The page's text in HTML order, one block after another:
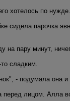
хотелось по нужде.
сидела парочка
на пару минут,
сладким.
- подумала она и
перед лицом. Алла